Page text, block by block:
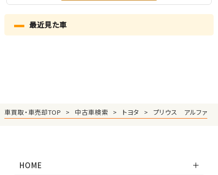
最近見た車
車買取・車売却TOP 中古車検索 トヨタ プリウス アルファ
HOME